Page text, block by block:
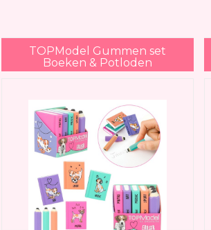
TOPModel Gummen set
Boeken & Potloden